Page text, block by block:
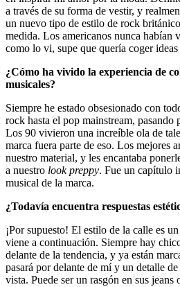
a través de su forma de vestir, y
un nuevo tipo de estilo de rock
medida. Los americanos nunca habían
como lo vi, supe que quería coger
¿Cómo ha vivido la experiencia de
musicales?
Siempre he estado obsesionado con
rock hasta el pop mainstream,
Los 90 vivieron una increíble ola de
marca fuera parte de eso. Los mejores
nuestro material, y les encantaba
a nuestro look preppy. Fue un capítulo
musical de la marca.
¿Todavía encuentra respuestas
¡Por supuesto! El estilo de la calle es
viene a continuación. Siempre hay
delante de la tendencia, y ya están
pasará por delante de mí y un detalle
vista. Puede ser un rasgón en sus